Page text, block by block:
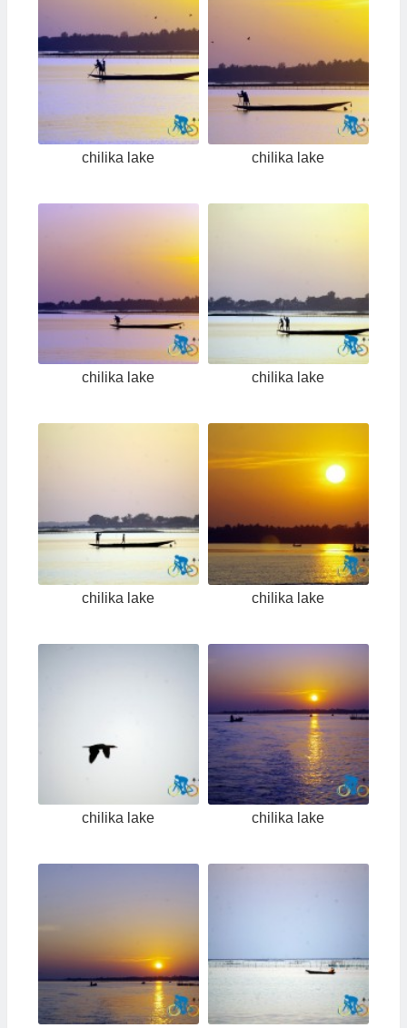
chilika lake chilika lake
chilika lake chilika lake
chilika lake chilika lake
chilika lake chilika lake